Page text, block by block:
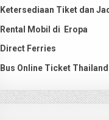
Ketersediaan Tiket dan
Rental Mobil di Eropa
Direct Ferries
Bus Online Ticket Thailand